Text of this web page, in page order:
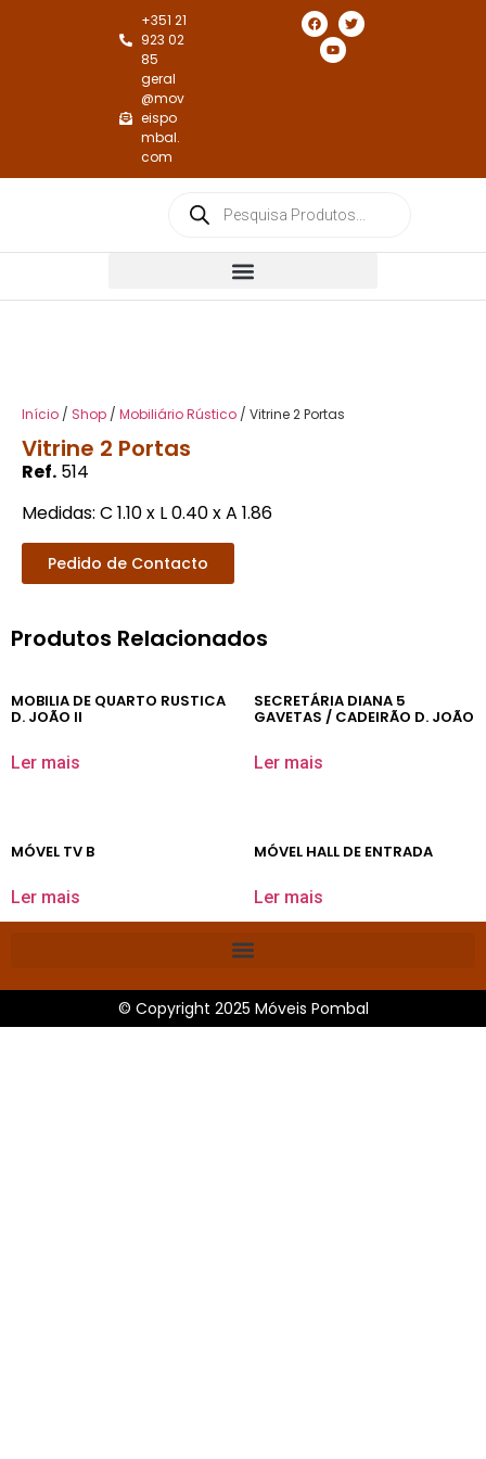
+351 21
923 02
85
geral
@mov
eispo
mbal.
com
Início / Shop / Mobiliário Rústico / Vitrine 2 Portas
Vitrine 2 Portas
Ref. 514
Medidas: C 1.10 x L 0.40 x A 1.86
Pedido de Contacto
Produtos Relacionados
MOBILIA DE QUARTO RUSTICA
D. JOÃO II
Ler mais
SECRETÁRIA DIANA 5
GAVETAS / CADEIRÃO D. JOÃO
Ler mais
MÓVEL TV B
Ler mais
MÓVEL HALL DE ENTRADA
Ler mais
© Copyright 2025 Móveis Pombal